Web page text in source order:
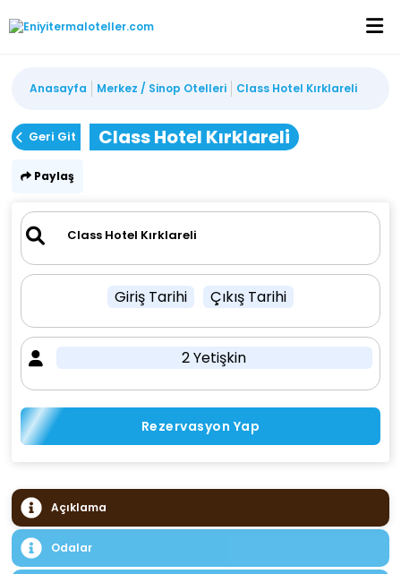
Anasayfa Merkez / Sinop Otelleri Class Hotel Kırklareli
Geri Git Class Hotel Kırklareli
Paylaş
Giriş Tarihi Çıkış Tarihi
2 Yetişkin
Rezervasyon Yap
Açıklama
Odalar